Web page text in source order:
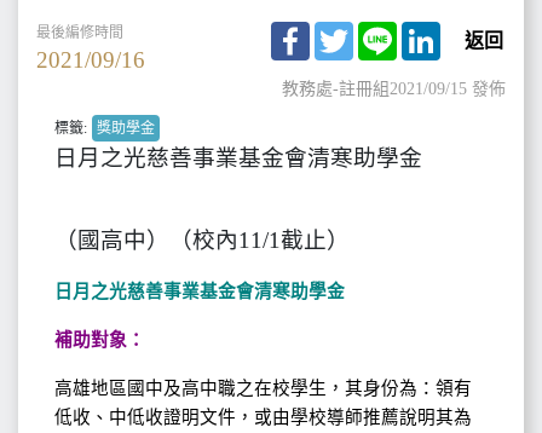
最後編修時間
2021/09/16
Facebook
TwitterLine LinkedIn
返回
教務處-註冊組2021/09/15 發佈
標籤: 獎助學金
日月之光慈善事業基金會清寒助學金
（國高中）（校內11/1截止）
日月之光慈善事業基金會清寒助學金
補助對象：
高雄地區國中及高中職之在校學生，其身份為：領有
低收、中低收證明文件，或由學校導師推薦說明其為